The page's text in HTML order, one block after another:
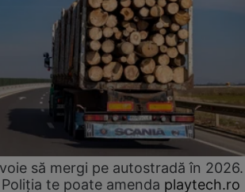
să mergi pe autostradă în 2026.
te poate amenda playtech.ro